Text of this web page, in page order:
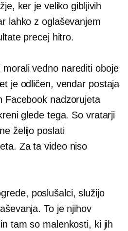
ker je veliko gibljivih
lahko z oglaševanjem
precej hitro.
morali vedno narediti oboje
je odličen, vendar postaja
Facebook nadzorujeta
glede tega. So vratarji
želijo poslati
Za ta video niso
poslušalci, služijo
To je njihov
tam so malenkosti, ki jih